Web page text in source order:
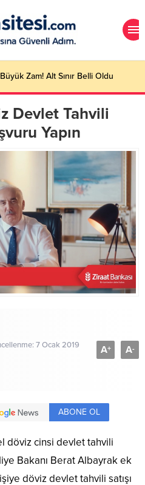
kaç TL oldu? 2023 FAST işlem
Devlet Tahvili
Yapın
7 Ocak 2019
A+ A-
ABONE OL
döviz cinsi devlet tahvili
Bakanı Berat Albayrak ek
döviz devlet tahvili satışı